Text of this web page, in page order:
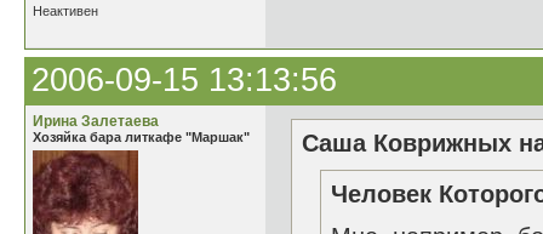
Неактивен
2006-09-15 13:13:56
Ирина Залетаева
Хозяйка бара литкафе "Маршак"
Саша Коврижных
Человек